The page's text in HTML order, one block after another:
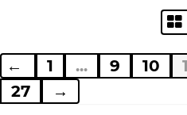
← 1 ... 9 10
27
→